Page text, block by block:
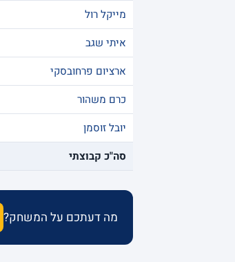
מייקל רול
איתי שגב
ארציום פרחובסקי
כרם משהור
יובל זוסמן
סה"כ קבוצתי
מה דעתכם על המשחק?